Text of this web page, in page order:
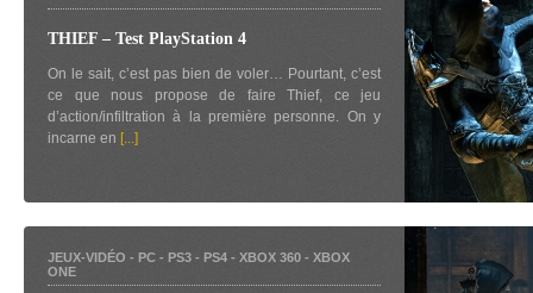
THIEF – Test PlayStation 4
On le sait, c’est pas bien de voler… Pourtant, c’est
ce que nous propose de faire Thief, ce jeu
d’action/infiltration à la première personne. On y
incarne en [...]
JEUX-VIDÉO - PC - PS3 - PS4 - XBOX 360 - XBOX
ONE